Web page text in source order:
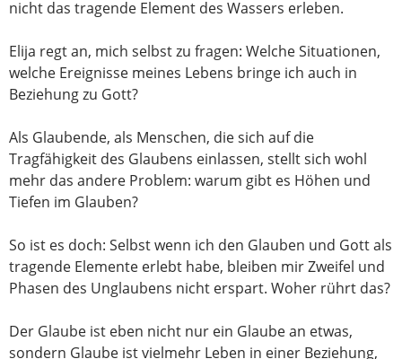
nicht das tragende Element des Wassers erleben.
Elija regt an, mich selbst zu fragen: Welche Situationen,
welche Ereignisse meines Lebens bringe ich auch in
Beziehung zu Gott?
Als Glaubende, als Menschen, die sich auf die
Tragfähigkeit des Glaubens einlassen, stellt sich wohl
mehr das andere Problem: warum gibt es Höhen und
Tiefen im Glauben?
So ist es doch: Selbst wenn ich den Glauben und Gott als
tragende Elemente erlebt habe, bleiben mir Zweifel und
Phasen des Unglaubens nicht erspart. Woher rührt das?
Der Glaube ist eben nicht nur ein Glaube an etwas,
sondern Glaube ist vielmehr Leben in einer Beziehung,